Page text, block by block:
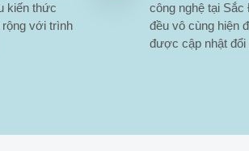
kiến thức
với trình
công nghệ tại Sắc
đều vô cùng hiện
được cập nhật đổi